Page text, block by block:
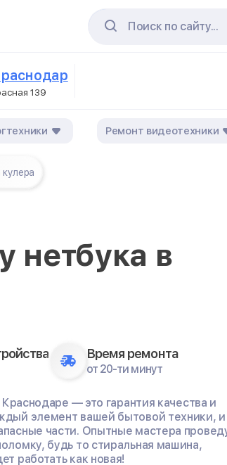
Поиск по сайту...
139
Ремонт видеотехники
нетбука в
Время ремонта
от 20-ти минут
— это гарантия качества и
элемент вашей бытовой техники, и
части. Опытные мастера
будь то стиральная машина,
работать как новая!